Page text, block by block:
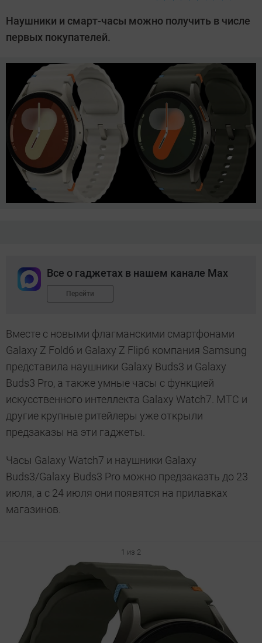
Довлатова
Наушники и смарт-часы можно получить в числе
первых покупателей.
Все о гаджетах в нашем канале Max
Перейти
Вместе с новыми флагманскими смартфонами
Galaxy Z Fold6 и Galaxy Z Flip6 компания Samsung
представила наушники Galaxy Buds3 и Galaxy
Buds3 Pro, а также умные часы c функцией
искусственного интеллекта Galaxy Watch7. МТС и
другие крупные ритейлеры уже открыли
предзаказы на эти гаджеты.
Часы Galaxy Watch7 и наушники Galaxy
Buds3/Galaxy Buds3 Pro можно предзаказть до 23
июля, а с 24 июля они появятся на прилавках
магазинов.
1 из 2